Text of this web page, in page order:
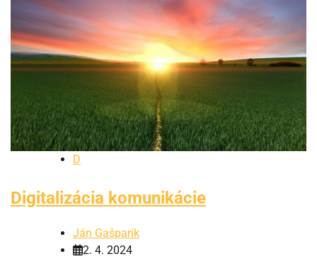
D
Digitalizácia komunikácie
Ján Gašparík
2. 4. 2024